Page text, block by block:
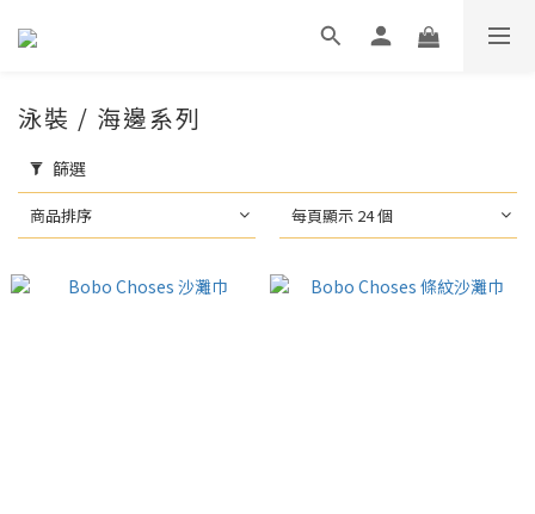
泳裝 / 海邊系列
篩選
商品排序 每頁顯示 24 個